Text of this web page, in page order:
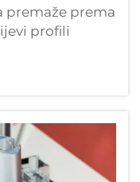
premaže prema
profili
u toj
laganoj
aluminijevi